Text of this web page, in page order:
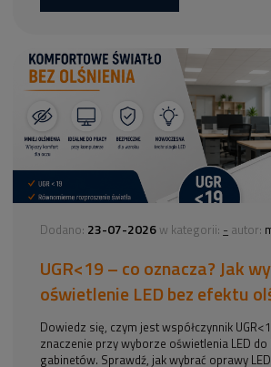
Dodano: 23-07-2026 w kategorii: - autor:
UGR<19 – co oznacza? Jak
oświetlenie LED bez efektu
Dowiedz się, czym jest współczynnik
znaczenie przy wyborze oświetlenia LED do
gabinetów. Sprawdź, jak wybrać oprawy